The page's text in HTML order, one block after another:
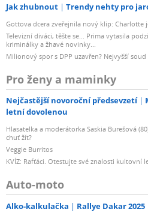
Jak zhubnout Trendy nehty pro
Gottova dcera zveřejnila nový klip: Charlotte
Televizní diváci, těšte se... Prima vytasila
kriminálky a žhavé novinky...
Milionový spor s DPP uzavřen? Nejvyšší
Pro ženy a maminky
Nejčastější novoroční předsevzetí
letní dovolenou
Hlasatelka a moderátorka Saskia Burešová
chuť žít?
Veggie Burritos
KVÍZ: Rafťáci. Otestujte své znalosti kultovní
Auto-moto
Alko-kalkulačka Rallye Dakar 2025